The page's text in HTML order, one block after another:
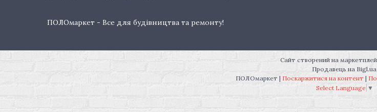
ПОЛОмаркет - Все для будівництва та ремонту!
Сайт створений на
Продавець на Bigl.ua
ПОЛОмаркет | Поскаржитися на контент |
Select Language ▼